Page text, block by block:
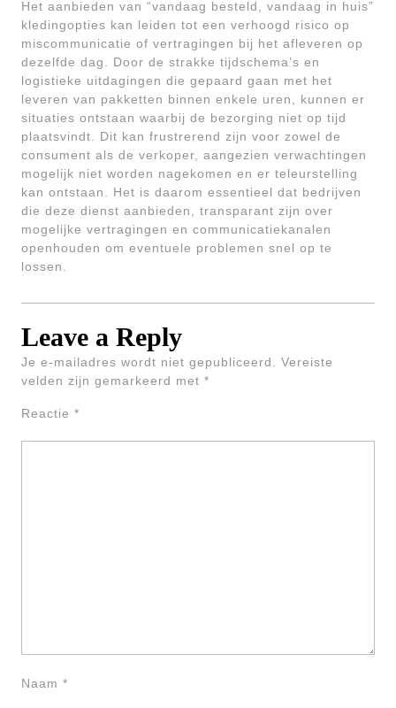
Het aanbieden van “vandaag besteld, vandaag in huis”
kledingopties kan leiden tot een verhoogd risico op
miscommunicatie of vertragingen bij het afleveren op
dezelfde dag. Door de strakke tijdschema’s en
logistieke uitdagingen die gepaard gaan met het
leveren van pakketten binnen enkele uren, kunnen er
situaties ontstaan waarbij de bezorging niet op tijd
plaatsvindt. Dit kan frustrerend zijn voor zowel de
consument als de verkoper, aangezien verwachtingen
mogelijk niet worden nagekomen en er teleurstelling
kan ontstaan. Het is daarom essentieel dat bedrijven
die deze dienst aanbieden, transparant zijn over
mogelijke vertragingen en communicatiekanalen
openhouden om eventuele problemen snel op te
lossen.
Leave a Reply
Je e-mailadres wordt niet gepubliceerd.
Vereiste
velden zijn gemarkeerd met *
Reactie *
Naam *